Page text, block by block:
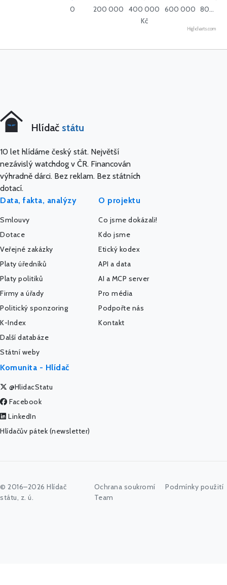
Kč
0 200 000 400 000 600 000 80…
Highcharts.com
Hlídač státu
10 let hlídáme český stát. Největší
nezávislý watchdog v ČR. Financován
výhradně dárci. Bez reklam. Bez státních
dotací.
Data, fakta, analýzy
Smlouvy
Dotace
Veřejné zakázky
Platy úředníků
Platy politiků
Firmy a úřady
Politický sponzoring
K-Index
Další databáze
Státní weby
O projektu
Co jsme dokázali!
Kdo jsme
Etický kodex
API a data
AI a MCP server
Pro média
Podpořte nás
Kontakt
Komunita - Hlídač
@HlidacStatu
Facebook
LinkedIn
Hlídačův pátek (newsletter)
© 2016–2026 Hlídač
státu, z. ú.
Ochrana soukromí
Podmínky použití
Team